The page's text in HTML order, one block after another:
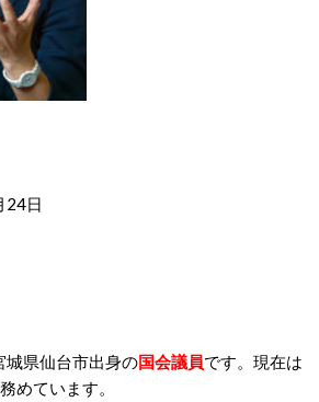
24日
城県仙台市出身の国会議員です。現在は
めています。